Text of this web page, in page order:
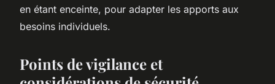
en étant enceinte, pour adapter les apports aux
besoins individuels.
Points de vigilance et